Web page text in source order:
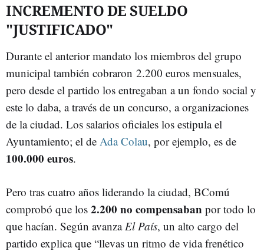
INCREMENTO DE SUELDO
"JUSTIFICADO"
Durante el anterior mandato los miembros del grupo
municipal también cobraron 2.200 euros mensuales,
pero desde el partido los entregaban a un fondo social y
este lo daba, a través de un concurso, a organizaciones
de la ciudad. Los salarios oficiales los estipula el
Ayuntamiento; el de Ada Colau, por ejemplo, es de
100.000 euros.
Pero tras cuatro años liderando la ciudad, BComú
comprobó que los 2.200 no compensaban por todo lo
que hacían. Según avanzaEl País, un alto cargo del
partido explica que “llevas un ritmo de vida frenético